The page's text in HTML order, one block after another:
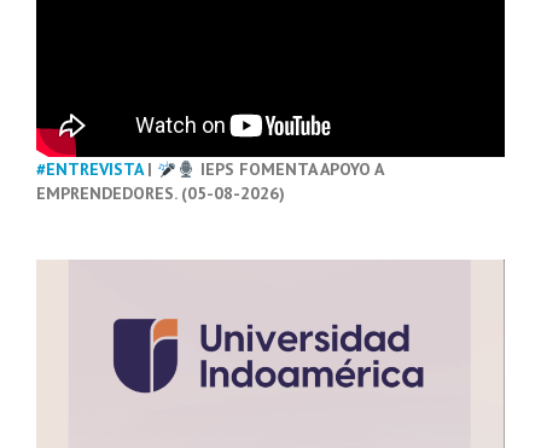
#ENTREVISTA|
IEPS FOMENTA APOYO A
EMPRENDEDORES. (05-08-2026)